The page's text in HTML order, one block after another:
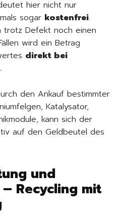
hier nicht nur
sogar kostenfrei.
trotz Defekt noch einen
wird ein Betrag
direkt bei
.
den Ankauf bestimmter
Katalysator,
kann sich der
auf den Geldbeutel des
und
Recycling mit